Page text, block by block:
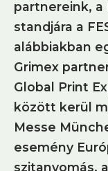
partnereink, a
standjára a
alábbiakban
Grimex
Global Print
között kerül
Messe
esemény
szitanyomás,